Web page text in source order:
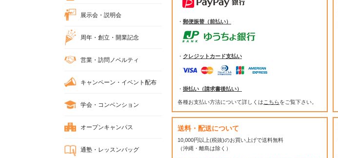
・ 郵便振替（前払い）
・ クレジットカード支払い
・ 掛払い（請求書後払い）
各種お支払い方法について詳しくは こちらをご覧下さい。
送料・配送について
10,000円以上(税抜)のお買い上げで送料無料
（沖縄・離島は除く）
展示会・説明会
周年・創立・開業記念
営業・訪問ノベルティ
キャンペーン・イベント配布
学会・コンベンション
オープンキャンパス
通塾・レッスンバッグ